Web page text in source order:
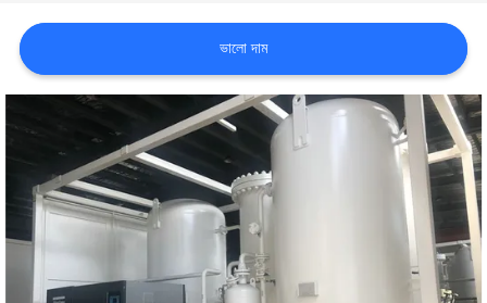
খবর
মামলা
একটি
উদ্ধৃতি
অনুরোধ
করুন
ভালো দাম